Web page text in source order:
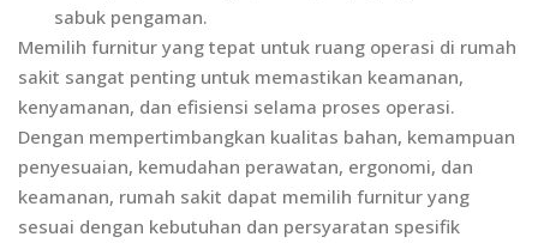
sabuk pengaman.
Memilih furnitur yang tepat untuk ruang operasi di rumah
sakit sangat penting untuk memastikan keamanan,
kenyamanan, dan efisiensi selama proses operasi.
Dengan mempertimbangkan kualitas bahan, kemampuan
penyesuaian, kemudahan perawatan, ergonomi, dan
keamanan, rumah sakit dapat memilih furnitur yang
sesuai dengan kebutuhan dan persyaratan spesifik